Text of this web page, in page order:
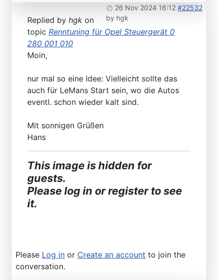
26 Nov 2024 16:12 #22532
by hgk
Replied by hgk on
topic Renntuning für Opel Steuergerät 0
280 001 010
Moin,
nur mal so eine Idee: Vielleicht sollte das
auch für LeMans Start sein, wo die Autos
eventl. schon wieder kalt sind.
Mit sonnigen Grüßen
Hans
This image is hidden for
guests.
Please log in or register to see
it.
Please Log in or Create an account to join the
conversation.